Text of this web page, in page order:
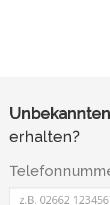
erhalten?